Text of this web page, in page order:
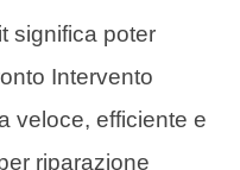
significa poter
Intervento
veloce, efficiente e
riparazione